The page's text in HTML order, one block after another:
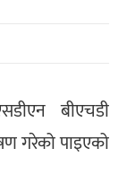
बीएचडी
गरेको पाइएको